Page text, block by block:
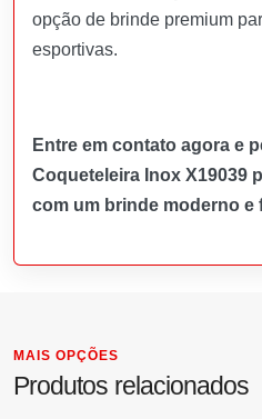
opção de brinde premium
esportivas.
Entre em contato agora e
Coqueteleira Inox X19039
com um brinde moderno e
MAIS OPÇÕES
Produtos relacionados